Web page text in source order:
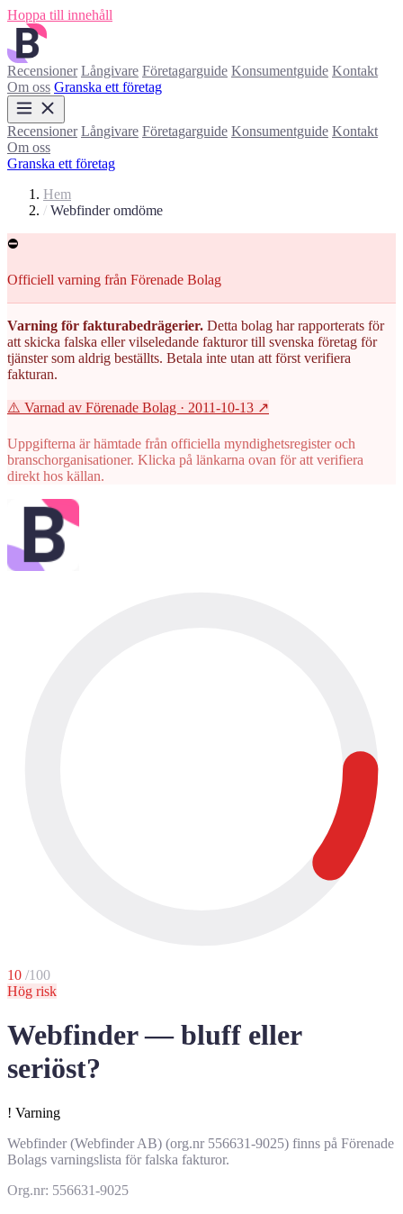
Hoppa till innehåll
Recensioner Långivare Företagarguide Konsumentguide Kontakt
Om oss Granska ett företag
Recensioner Långivare Företagarguide Konsumentguide Kontakt
Om oss
Granska ett företag
Hem
/ Webfinder omdöme
⛔
Officiell varning från Förenade Bolag
Varning för fakturabedrägerier. Detta bolag har rapporterats för
att skicka falska eller vilseledande fakturor till svenska företag för
tjänster som aldrig beställts. Betala inte utan att först verifiera
fakturan.
⚠️ Varnad av Förenade Bolag · 2011-10-13 ↗
Uppgifterna är hämtade från officiella myndighetsregister och
branschorganisationer. Klicka på länkarna ovan för att verifiera
direkt hos källan.
10 /100
Hög risk
Webfinder — bluff eller
seriöst?
! Varning
Webfinder (Webfinder AB) (org.nr 556631-9025) finns på Förenade
Bolags varningslista för falska fakturor.
Org.nr: 556631-9025